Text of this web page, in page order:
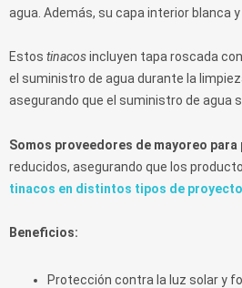
agua. Además, su capa interior blanca
Estos tinacosincluyen tapa roscada
el suministro de agua durante la
asegurando que el suministro de agua
Somos proveedores de mayoreo
reducidos, asegurando que los
tinacos en distintos tipos de
Beneficios:
Protección contra la luz solar y